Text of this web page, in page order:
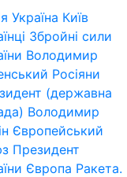
Україна Київ
Збройні сили
Володимир
Росіяни
(державна
Володимир
Європейський
Президент
Європа Ракета.